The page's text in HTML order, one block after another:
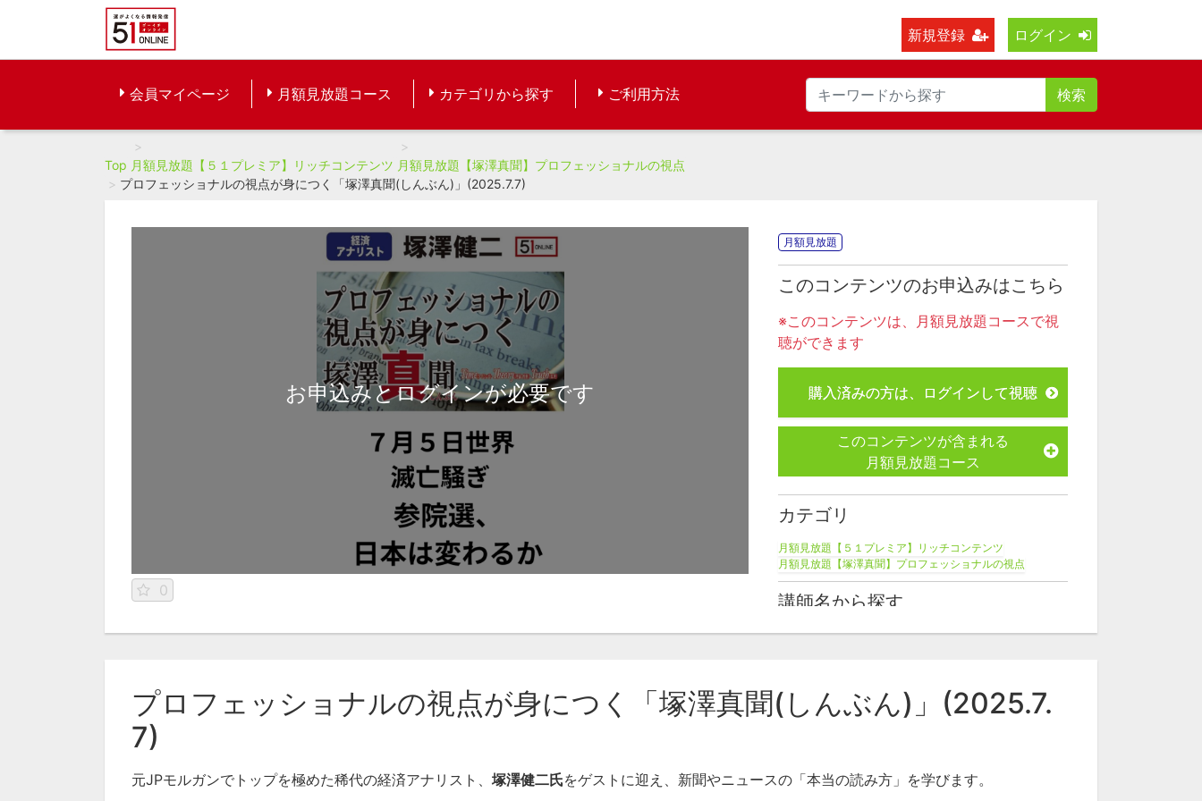
新規登録 ログイン
会員マイページ 月額見放題コース カテゴリから探す ご利用方法 検索
Top 月額見放題【５１プレミア】リッチコンテンツ 月額見放題【塚澤真聞】プロフェッショナルの視点
プロフェッショナルの視点が身につく「塚澤真聞(しんぶん)」(2025.7.7)
お申込みとログインが必要です
0
月額見放題
このコンテンツのお申込みはこちら
※このコンテンツは、月額見放題コースで視
聴ができます
購入済みの方は、ログインして視聴
このコンテンツが含まれる
月額見放題コース
カテゴリ
月額見放題【５１プレミア】リッチコンテンツ
月額見放題【塚澤真聞】プロフェッショナルの視点
講師名から探す
塚澤健二
プロフェッショナルの視点が身につく「塚澤真聞(しんぶん)」(2025.7.
7)
元JPモルガンでトップを極めた稀代の経済アナリスト、 塚澤健二氏をゲストに迎え、新聞やニュースの「本当の読み方」を学びます。